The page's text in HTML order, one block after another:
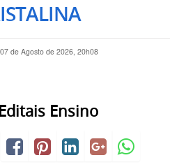
de Agosto de 2026, 20h08
Editais Ensino